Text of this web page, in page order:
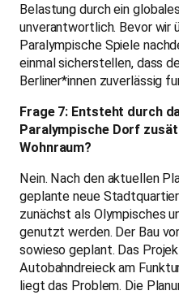
Belastung durch ein
unverantwortlich. Bevor wir
Paralympische Spiele
einmal sicherstellen, dass
Berliner*innen zuverlässig
Frage 7: Entsteht durch
Paralympische Dorf
Wohnraum?
Nein. Nach den aktuellen
geplante neue
zunächst als Olympisches
genutzt werden. Der Bau
sowieso geplant. Das
Autobahndreieck am
liegt das Problem. Die